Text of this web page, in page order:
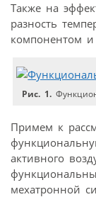
Также на
разность
компонентом
Рис. 1.
Примем к
активного
мехатронной